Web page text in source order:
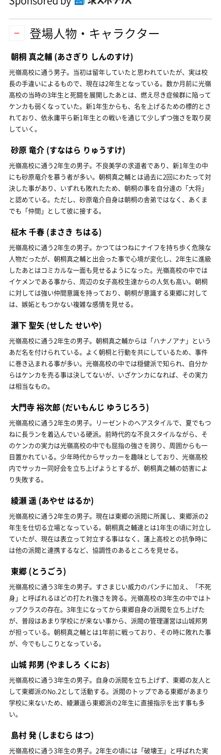
登場人物・キャラクター
朝桐 真之輔 (あさぎり しんのすけ)
光嶺高校に通う男子。当初は留年していたと思われていたが、実は校
長の手違いによるもので、現在は2年生となっている。数か月前に光嶺
高校の当時の3年生と死闘を展開したあとは、燃え尽き症候群に陥って
ケンカも弱くなっていた。新1年生からも、名を上げるための標的とさ
れており、依永庸平ら新1年生との戦いを通じて少しずつ強さを取り戻
していく。
砂原 竜介 (すなはら りゅうすけ)
光嶺高校に通う2年生の男子。不良美学の求道者であり、新1年生の中
にも砂原竜介を慕う者が多い。朝桐真之輔とは過去に2回にわたって対
決した事があり、いずれも敗れたため、朝桐の事を自分達の「大将」
と認めている。ただし、砂原竜介自身は朝桐の舎弟ではなく、あくま
でも「仲間」として彼に接する。
柾木 千春 (まさき ちはる)
光嶺高校に通う2年生の男子。かつてはつねにナイフを持ち歩く危険な
人物だったが、朝桐真之輔と出会った事で心境が変化し、2年生に進級
したあとはコミカルな一面も見せるようになった。光嶺高校の中では
イケメンである事から、周辺の女子高校生達からの人気も高い。朝桐
に対しては強い仲間意識を持っており、朝桐が意識する東郷に対して
は、嫉妬ともつかない複雑な感情を見せる。
瀬下 聖矢 (せした せいや)
光嶺高校に通う2年生の男子。朝桐真之輔からは「ハナノアナ」という
あだ名を付けられている。よく朝桐と行動を共にしているため、事件
に巻き込まれる事が多い。光嶺高校の中では穏健派で知られ、自分か
らはケンカを売る事は決してないが、いざケンカになれば、その実力
は相当なもの。
大門寺 裕次郎 (だいもんじ ゆうじろう)
光嶺高校に通う2年生の男子。リーゼントのヘアスタイルで、夏でもつ
ねに長ランを着込んでいる硬派。前時代的な不良スタイルながら、そ
のケンカの実力は光嶺高校の中でも屈指の強さを誇り、周囲からも一
目置かれている。少年時代からサッカーを趣味としており、光嶺高校
内でサッカー同好会を立ち上げようとするが、朝桐真之輔の妨害によ
り失敗する。
綾瀬 遥 (あやせ はるか)
光嶺高校に通う2年生の男子。現在は東郷の派閥に所属し、東郷派の2
年生を仕切る立場となっている。朝桐真之輔達とは1年生の頃に対立し
ていたが、現在は表立って対立する事はなく、蓮上高校との抗争時に
は他の派閥と連携するなど、協調性のあるところを見せる。
東郷 (とうごう)
光嶺高校に通う3年生の男子。すさまじい威力のパンチに加え、「不死
身」と呼ばれるほどの打たれ強さを誇る。光嶺高校の3年生の中ではト
ップクラスの存在。3年生になってから東郷自身の派閥を立ち上げた
が、普段はあまり学校にが来ない事から、派閥の管理運営は山城邦男
が担っている。朝桐真之輔とは1年前に戦っており、その時に敗れた事
が、今でもしこりとなっている。
山城 邦男 (やましろ くにお)
光嶺高校に通う3年生の男子。自身の派閥を立ち上げず、東郷の友人と
して東郷派のNo.2として活動する。派閥のトップである東郷があまり
学校に来ないため、綾瀬遥ら東郷派の2年生に直接指示を出す事も多
い。
島村 発 (しまむら はつ)
光嶺高校に通う3年生の男子。2年生の頃には「破壊王」と呼ばれた実